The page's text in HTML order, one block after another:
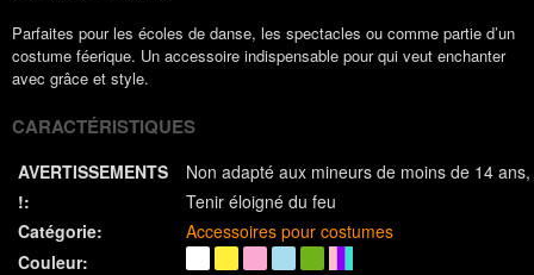
Parfaites pour les écoles de danse, les spectacles ou comme partie d’un
costume féerique. Un accessoire indispensable pour qui veut enchanter
avec grâce et style.
CARACTÉRISTIQUES
AVERTISSEMENTS
!:
Non adapté aux mineurs de moins de 14 ans
Tenir éloigné du feu
Catégorie:
Accessoires pour costumes
Couleur: